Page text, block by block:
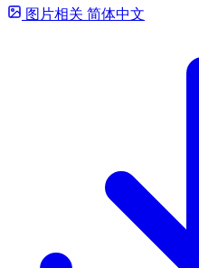
图片相关 简体中文